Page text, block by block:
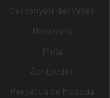
Cerdanyola del Vallès
Montmeló
Malla
Santpedor
Perpètua de Mogoda